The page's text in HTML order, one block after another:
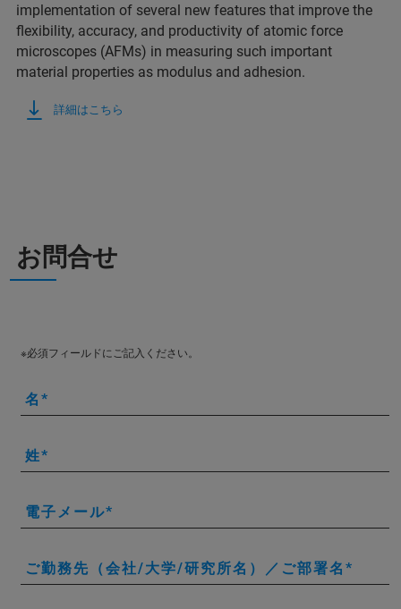
implementation of several new features that improve the
flexibility, accuracy, and productivity of atomic force
microscopes (AFMs) in measuring such important
material properties as modulus and adhesion.
詳細はこちら
お問合せ
※必須フィールドにご記入ください。
名
姓
電子メール
ご勤務先（会社/大学/研究所名）／ご部署名